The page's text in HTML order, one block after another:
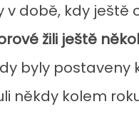
v době, kdy ještě
žili ještě
byly postaveny
někdy kolem